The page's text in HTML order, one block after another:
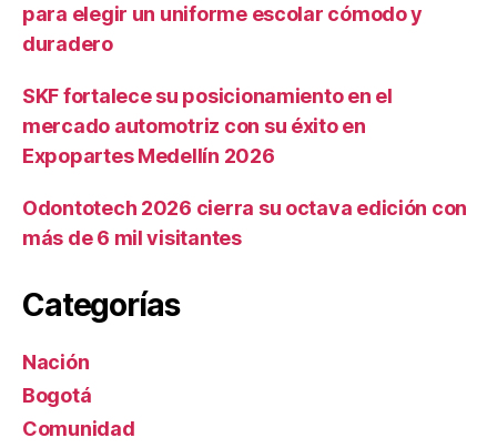
para elegir un uniforme escolar cómodo y
duradero
SKF fortalece su posicionamiento en el
mercado automotriz con su éxito en
Expopartes Medellín 2026
Odontotech 2026 cierra su octava edición con
más de 6 mil visitantes
Categorías
Nación
Bogotá
Comunidad